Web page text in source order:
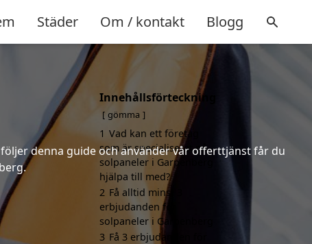
Städer Om / kontakt Blogg
denna guide och använder vår offerttjänst får du
Innehållsförteckning
gömma
1 Vad kan ett företag
som är specialiserat på
solpaneler i Garpenberg
hjälpa till med?
2 Få alltid minst 3
erbjudanden för
solpaneler i Garpenberg
3 Få 3 erbjudanden för